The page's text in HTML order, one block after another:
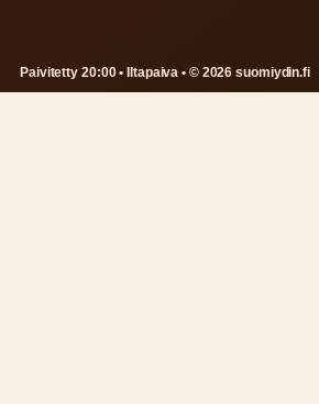
Paivitetty 20:00 • Iltapaiva • © 2026 suomiydin.fi